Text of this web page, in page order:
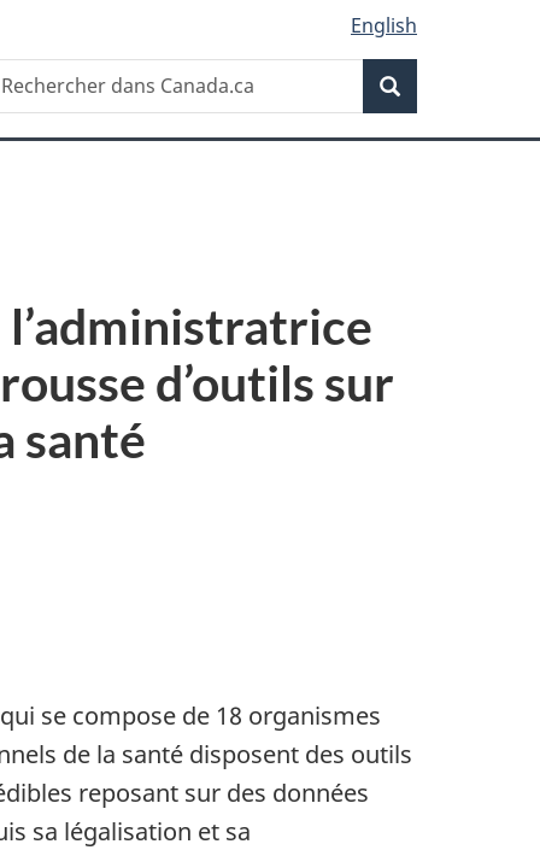
English
d’outils sur
santé
se compose de 18 organismes
de la santé disposent des outils
reposant sur des données
sa légalisation et sa